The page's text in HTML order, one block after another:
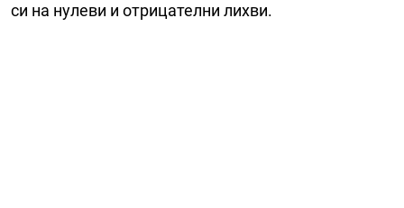
си на нулеви и отрицателни лихви.